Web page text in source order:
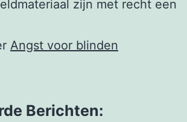
zijn met recht een
Angst voor blinden
Berichten: